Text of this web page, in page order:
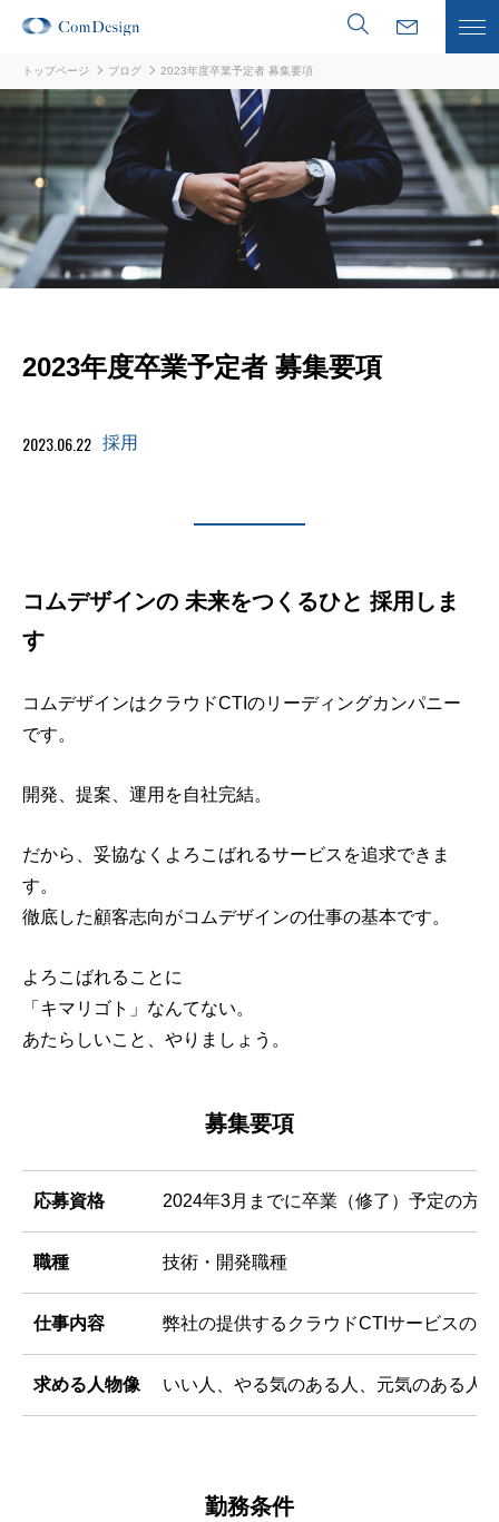
サービスの特徴
事例紹介
料金・導入フロー
会社情報
トップページ ブログ 2023年度卒業予定者 募集要項
2023年度卒業予定者 募集要項
2023.06.22 採用
コムデザインの 未来をつくるひと 採用しま
す
コムデザインはクラウドCTIのリーディングカンパニー
です。
開発、提案、運用を自社完結。
だから、妥協なくよろこばれるサービスを追求できま
す。
徹底した顧客志向がコムデザインの仕事の基本です。
よろこばれることに
「キマリゴト」なんてない。
あたらしいこと、やりましょう。
募集要項
応募資格 2024年3月までに卒業（修了）予定の方
職種 技術・開発職種
仕事内容 弊社の提供するクラウドCTIサービスの
求める人物像 いい人、やる気のある人、元気のある人
勤務条件